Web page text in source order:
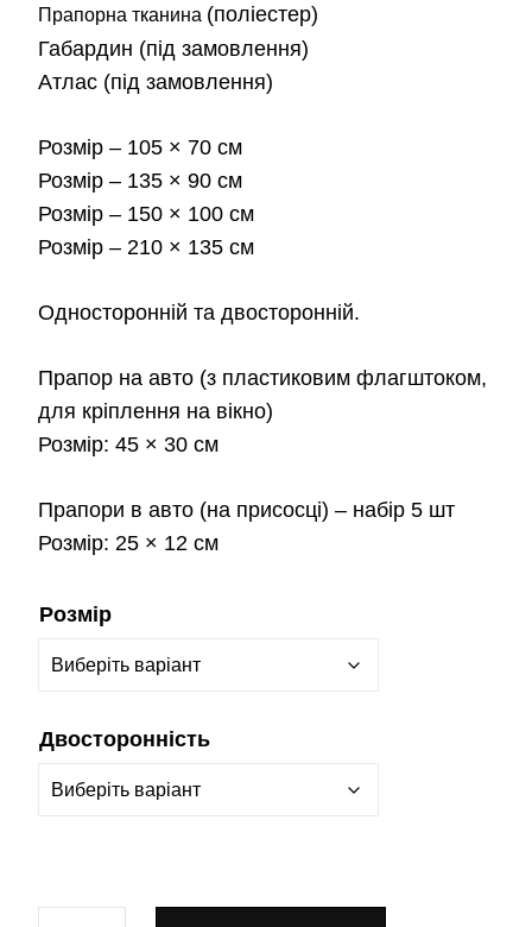
Прапорна тканина (поліестер)
Габардин (під замовлення)
Атлас (під замовлення)
Розмір – 105 × 70 см
Розмір – 135 × 90 см
Розмір – 150 × 100 см
Розмір – 210 × 135 см
Односторонній та двосторонній.
Прапор на авто (з пластиковим флагштоком,
для кріплення на вікно)
Розмір: 45 × 30 см
Прапори в авто (на присосці) – набір 5 шт
Розмір: 25 × 12 см
Розмір
Двосторонність